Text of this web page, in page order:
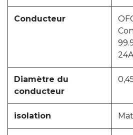
Conducteur
Diamètre du
conducteur
isolation